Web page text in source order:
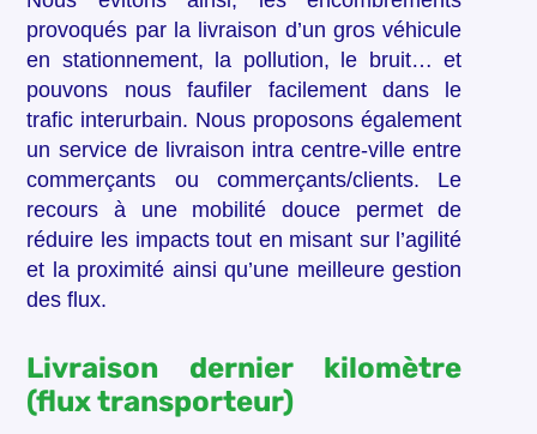
provoqués par la livraison d’un gros véhicule
en stationnement, la pollution, le bruit… et
pouvons nous faufiler facilement dans le
trafic interurbain. Nous proposons également
un service de livraison intra centre-ville entre
commerçants ou commerçants/clients. Le
recours à une mobilité douce permet de
réduire les impacts tout en misant sur l’agilité
et la proximité ainsi qu’une meilleure gestion
des flux.
Livraison dernier kilomètre
(flux transporteur)